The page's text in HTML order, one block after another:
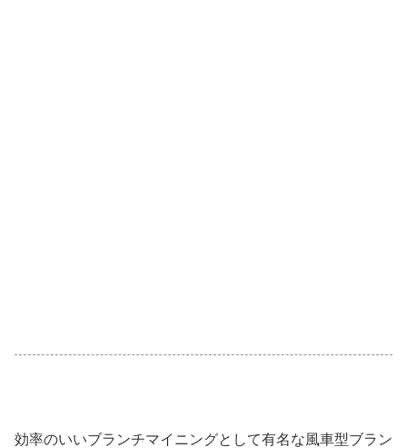
効率のいいブランチマイニングとして有名な風車型ブラン